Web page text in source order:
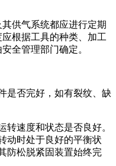
供气系统都应进行定期
根据工具的种类、加工
全管理部门确定。
是否完好，如有裂纹、缺
转速度和状态是否良好。
动时处于良好的平衡状
防松脱紧固装置始终完